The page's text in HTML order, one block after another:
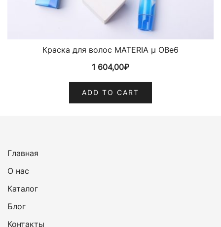
Краска для волос MATERIA µ OBe6
1 604,00₽
ADD TO CART
Главная
О нас
Каталог
Блог
Контакты